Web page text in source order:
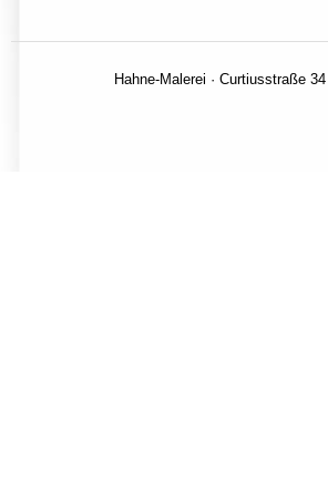
Hahne-Malerei · Curtiusstraße